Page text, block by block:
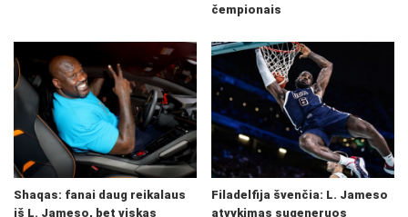
čempionais
Shaqas: fanai daug reikalaus
iš L. Jameso, bet viskas
Filadelfija švenčia: L. Jameso
atvykimas sugeneruos